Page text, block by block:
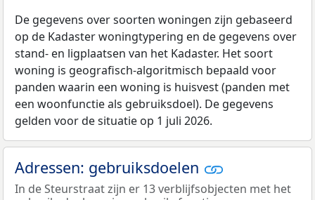
De gegevens over soorten woningen zijn gebaseerd
op de Kadaster woningtypering en de gegevens over
stand- en ligplaatsen van het Kadaster. Het soort
woning is geografisch-algoritmisch bepaald voor
panden waarin een woning is huisvest (panden met
een woonfunctie als gebruiksdoel). De gegevens
gelden voor de situatie op 1 juli 2026.
Adressen: gebruiksdoelen
In de Steurstraat zijn er 13 verblijfsobjecten met het